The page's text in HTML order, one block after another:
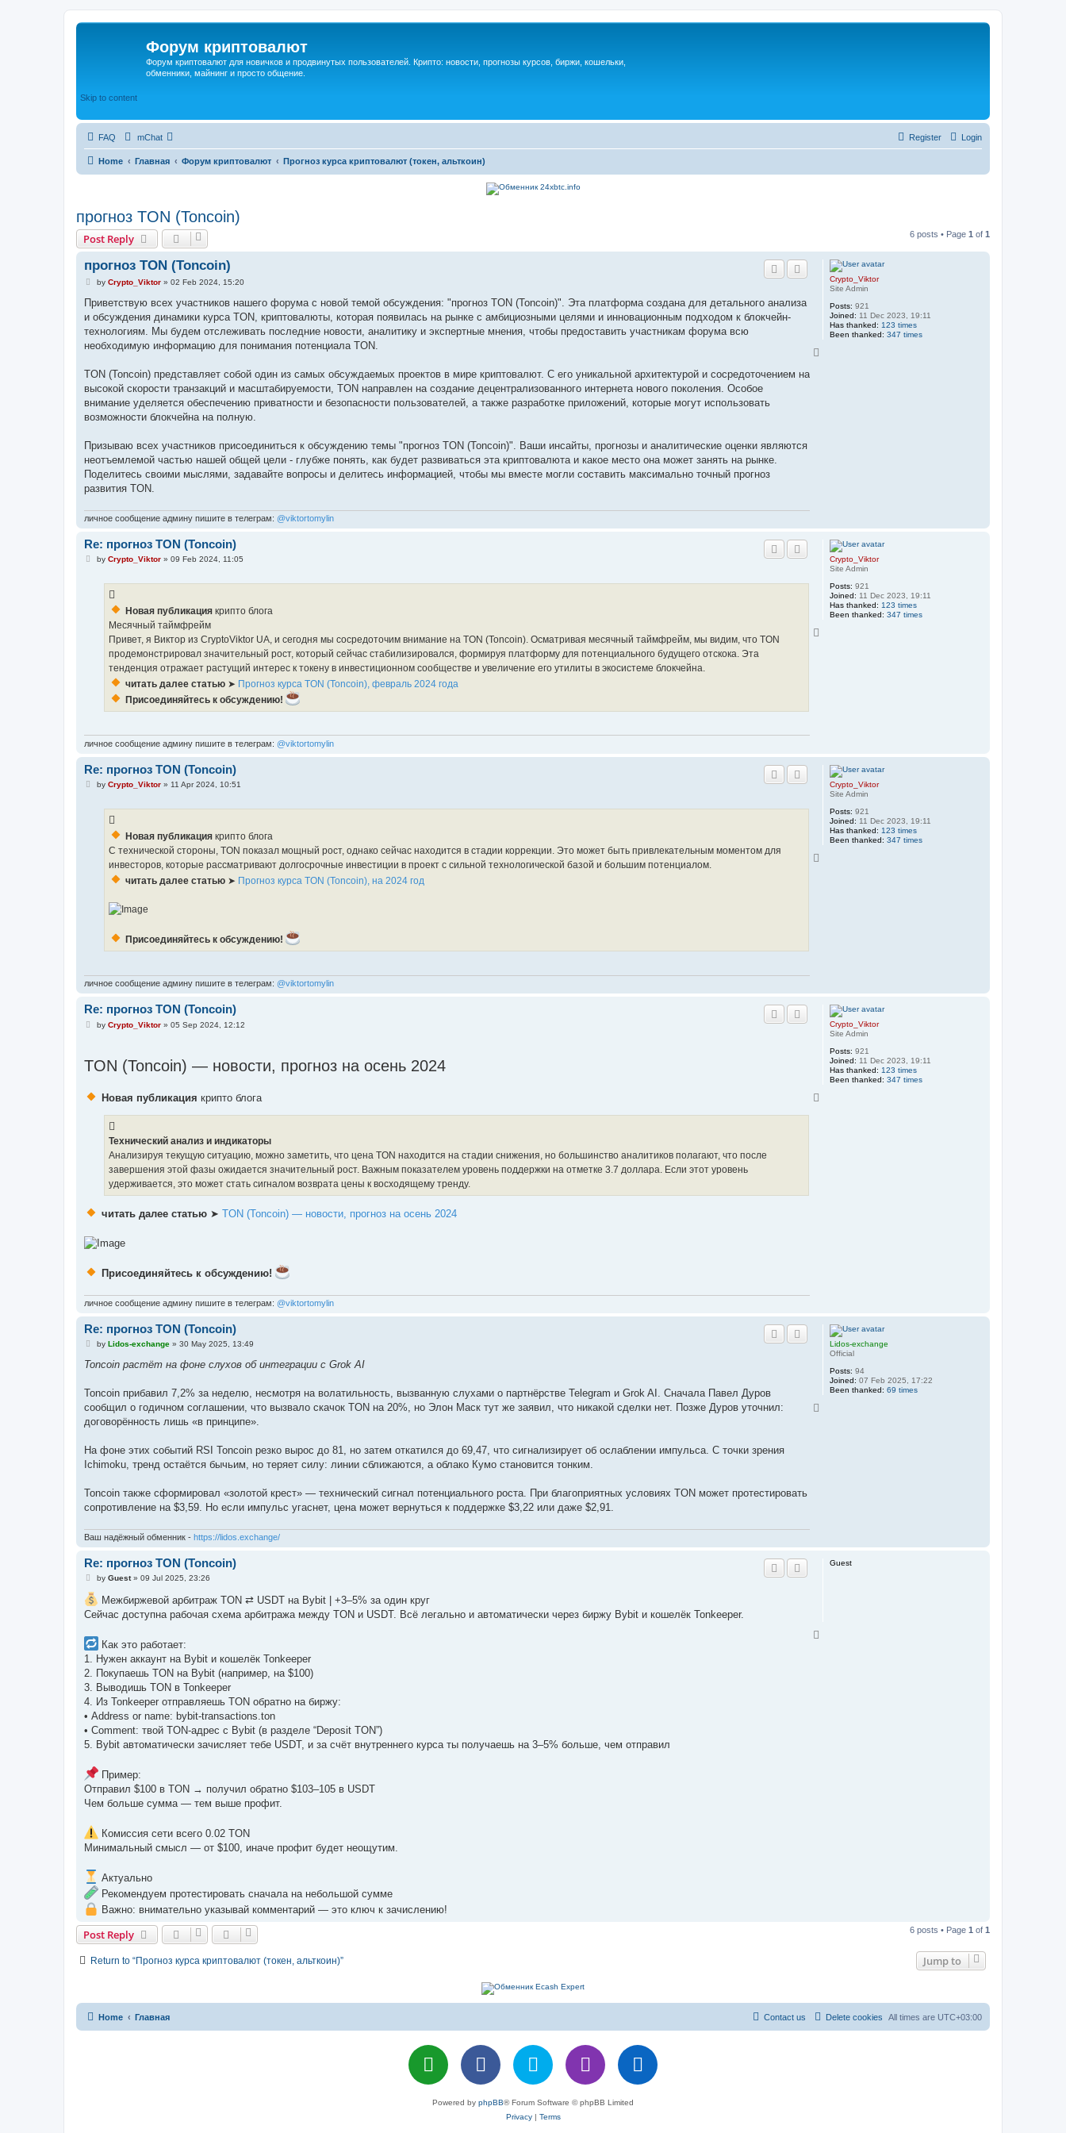
Форум криптовалют
Форум криптовалют для новичков и продвинутых пользователей. Крипто: новости, прогнозы курсов, биржи, кошельки,
обменники, майнинг и просто общение.
Skip to content
FAQ mChat Login
Register
Home Главная Форум криптовалют Прогноз курса криптовалют (токен, альткоин)
прогноз TON (Toncoin)
Post Reply 6 posts • Page 1 of 1
Crypto_Viktor
Site Admin
Posts: 921
Joined: 11 Dec 2023, 19:11
Has thanked: 123 times
Been thanked: 347 times
прогноз TON (Toncoin)
P
s
by Crypto_Viktor» 02 Feb 2024, 15:20
Приветствую всех участников нашего форума с новой темой обсуждения: "прогноз TON (Toncoin)". Эта платформа создана для детального анализа
и обсуждения динамики курса TON, криптовалюты, которая появилась на рынке с амбициозными целями и инновационным подходом к блокчейн-
технологиям. Мы будем отслеживать последние новости, аналитику и экспертные мнения, чтобы предоставить участникам форума всю
необходимую информацию для понимания потенциала TON.
TON (Toncoin) представляет собой один из самых обсуждаемых проектов в мире криптовалют. С его уникальной архитектурой и сосредоточением на
высокой скорости транзакций и масштабируемости, TON направлен на создание децентрализованного интернета нового поколения. Особое
внимание уделяется обеспечению приватности и безопасности пользователей, а также разработке приложений, которые могут использовать
возможности блокчейна на полную.
Призываю всех участников присоединиться к обсуждению темы "прогноз TON (Toncoin)". Ваши инсайты, прогнозы и аналитические оценки являются
неотъемлемой частью нашей общей цели - глубже понять, как будет развиваться эта криптовалюта и какое место она может занять на рынке.
Поделитесь своими мыслями, задавайте вопросы и делитесь информацией, чтобы мы вместе могли составить максимально точный прогноз
развития TON.
личное сообщение админу пишите в телеграм: @viktortomylin
Crypto_Viktor
Site Admin
Posts: 921
Joined: 11 Dec 2023, 19:11
Has thanked: 123 times
Been thanked: 347 times
Re: прогноз TON (Toncoin)
Pby Crypto_Viktor» 09 Feb 2024, 11:05
Новая публикация крипто блога
Месячный таймфрейм
Привет, я Виктор из CryptoViktor UA, и сегодня мы сосредоточим внимание на TON (Toncoin). Осматривая месячный таймфрейм, мы видим, что TON
продемонстрировал значительный рост, который сейчас стабилизировался, формируя платформу для потенциального будущего отскока. Эта
тенденция отражает растущий интерес к токену в инвестиционном сообществе и увеличение его утилиты в экосистеме блокчейна.
читать далее статью ➤ Прогноз курса TON (Toncoin), февраль 2024 года
Присоединяйтесь к обсуждению!
личное сообщение админу пишите в телеграм: @viktortomylin
Crypto_Viktor
Site Admin
Posts: 921
Joined: 11 Dec 2023, 19:11
Has thanked: 123 times
Been thanked: 347 times
Re: прогноз TON (Toncoin)
Pby Crypto_Viktor» 11 Apr 2024, 10:51
Новая публикация крипто блога
С технической стороны, TON показал мощный рост, однако сейчас находится в стадии коррекции. Это может быть привлекательным моментом для
инвесторов, которые рассматривают долгосрочные инвестиции в проект с сильной технологической базой и большим потенциалом.
читать далее статью ➤ Прогноз курса TON (Toncoin), на 2024 год
Присоединяйтесь к обсуждению!
личное сообщение админу пишите в телеграм: @viktortomylin
Crypto_Viktor
Site Admin
Posts: 921
Joined: 11 Dec 2023, 19:11
Has thanked: 123 times
Been thanked: 347 times
Re: прогноз TON (Toncoin)
Pby Crypto_Viktor» 05 Sep 2024, 12:12
TON (Toncoin) — новости, прогноз на осень 2024
Новая публикация крипто блога
Технический анализ и индикаторы
Анализируя текущую ситуацию, можно заметить, что цена TON находится на стадии снижения, но большинство аналитиков полагают, что после
завершения этой фазы ожидается значительный рост. Важным показателем уровень поддержки на отметке 3.7 доллара. Если этот уровень
удерживается, это может стать сигналом возврата цены к восходящему тренду.
читать далее статью ➤ TON (Toncoin) — новости, прогноз на осень 2024
Присоединяйтесь к обсуждению!
личное сообщение админу пишите в телеграм: @viktortomylin
Lidos-exchange
Official
Posts: 94
Joined: 07 Feb 2025, 17:22
Been thanked: 69 times
Re: прогноз TON (Toncoin)
P
s
by Lidos-exchange» 30 May 2025, 13:49
Toncoin растёт на фоне слухов об интеграции с Grok AI
Toncoin прибавил 7,2% за неделю, несмотря на волатильность, вызванную слухами о партнёрстве Telegram и Grok AI. Сначала Павел Дуров
сообщил о годичном соглашении, что вызвало скачок TON на 20%, но Элон Маск тут же заявил, что никакой сделки нет. Позже Дуров уточнил:
договорённость лишь «в принципе».
На фоне этих событий RSI Toncoin резко вырос до 81, но затем откатился до 69,47, что сигнализирует об ослаблении импульса. С точки зрения
Ichimoku, тренд остаётся бычьим, но теряет силу: линии сближаются, а облако Кумо становится тонким.
Toncoin также сформировал «золотой крест» — технический сигнал потенциального роста. При благоприятных условиях TON может протестировать
сопротивление на $3,59. Но если импульс угаснет, цена может вернуться к поддержке $3,22 или даже $2,91.
Ваш надёжный обменник - https://lidos.exchange/
Guest
Re: прогноз TON (Toncoin)
P
s
t
by Guest» 09 Jul 2025, 23:26
Межбиржевой арбитраж TON ⇄ USDT на Bybit | +3–5% за один круг
Сейчас доступна рабочая схема арбитража между TON и USDT. Всё легально и автоматически через биржу Bybit и кошелёк Tonkeeper.
Как это работает:
1. Нужен аккаунт на Bybit и кошелёк Tonkeeper
2. Покупаешь TON на Bybit (например, на $100)
3. Выводишь TON в Tonkeeper
4. Из Tonkeeper отправляешь TON обратно на биржу:
• Address or name: bybit-transactions.ton
• Comment: твой TON-адрес с Bybit (в разделе “Deposit TON”)
5. Bybit автоматически зачисляет тебе USDT, и за счёт внутреннего курса ты получаешь на 3–5% больше, чем отправил
Пример:
Отправил $100 в TON → получил обратно $103–105 в USDT
Чем больше сумма — тем выше профит.
Комиссия сети всего 0.02 TON
Минимальный смысл — от $100, иначе профит будет неощутим.
Актуально
Рекомендуем протестировать сначала на небольшой сумме
Важно: внимательно указывай комментарий — это ключ к зачислению!
Post Reply 6 posts • Page 1 of 1
Return to “Прогноз курса криптовалют (токен, альткоин)” Jump to
Home Главная All times are UTC+03:00
Delete cookies
Contact us
Powered by phpBB® Forum Software © phpBB Limited
Privacy
Terms